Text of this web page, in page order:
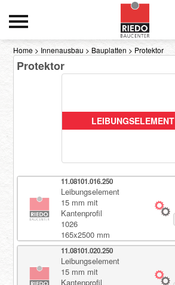
HOCH- UND TIEFBAU
INNENAUSBAU
Passwort:
Passwort anfordern
Home > Innenausbau >Bauplatten > Protektor
Protektor
LEIBUNGSELEMENT
11.08101.016.250
Leibungselement
15 mm mit
Kantenprofil
1026
165x2500 mm
11.08101.020.250
Leibungselement
15 mm mit
Kantenprofil